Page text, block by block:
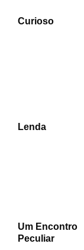
Curioso
Lenda
Um Encontro
Peculiar